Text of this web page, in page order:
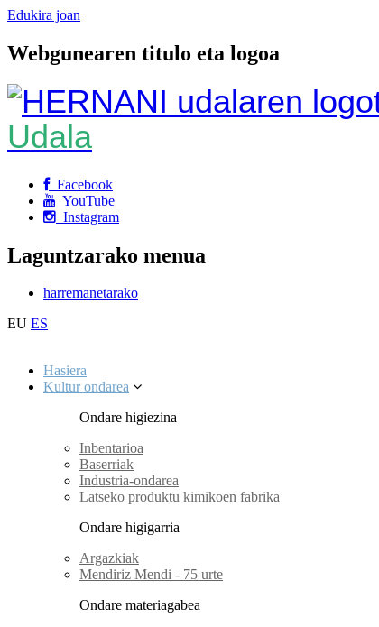
Edukira joan
Webgunearen titulo eta logoa
Udala
Facebook
YouTube
Instagram
Laguntzarako menua
harremanetarako
EU ES
Hasiera
Kultur ondarea
Ondare higiezina
Inbentarioa
Baserriak
Industria-ondarea
Latseko produktu kimikoen fabrika
Ondare higigarria
Argazkiak
Mendiriz Mendi - 75 urte
Ondare materiagabea